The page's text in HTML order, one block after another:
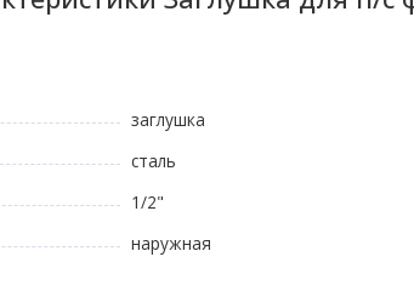
заглушка
сталь
1/2"
наружная